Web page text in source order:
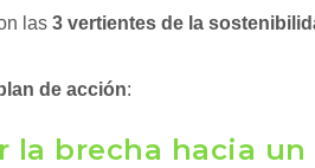
las 3 vertientes de la
de acción:
la brecha hacia